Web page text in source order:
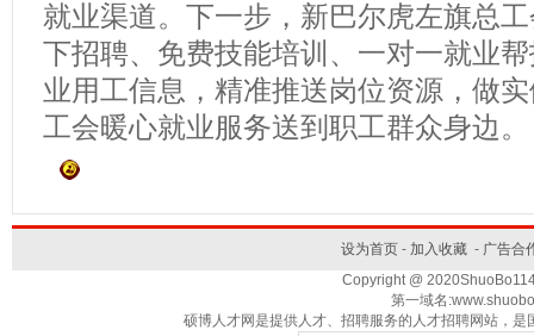
就业渠道。下一步，新巴尔虎左旗总
下招聘、免费技能培训、一对一就业
业用工信息，精准推送岗位资源，做
工会暖心就业服务送到职工群众身边。
设为首页- 加入收藏- 广告合
Copyright @
第一域名
硕博人才网是提供人才、招聘服务的人才招聘网站，